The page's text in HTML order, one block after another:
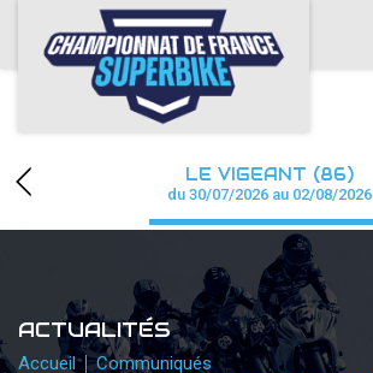
ACCUEIL
CHAMPIONNAT
CALENDRIER
PHOTOS / WEB TV
PARTENAIRES
LE VIGEANT (86)
du 30/07/2026 au 02/08/2026
ACTUALITÉS
Accueil
Communiqués